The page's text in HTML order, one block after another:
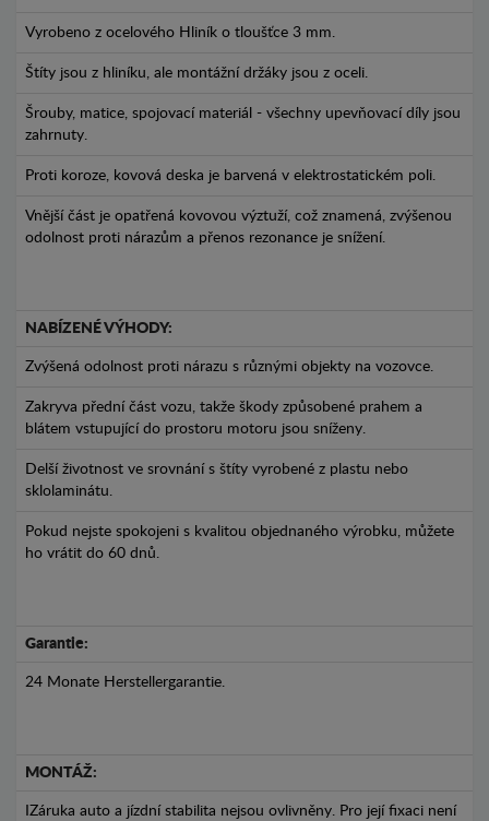
Vyrobeno z ocelového Hliník o tloušťce 3 mm.
Štíty jsou z hliníku, ale montážní držáky jsou z oceli.
Šrouby, matice, spojovací materiál - všechny upevňovací díly jsou
zahrnuty.
Proti koroze, kovová deska je barvená v elektrostatickém poli.
Vnější část je opatřená kovovou výztuží, což znamená, zvýšenou
odolnost proti nárazům a přenos rezonance je snížení.
NABÍZENÉ VÝHODY:
Zvýšená odolnost proti nárazu s různými objekty na vozovce.
Zakryva přední část vozu, takže škody způsobené prahem a
blátem vstupující do prostoru motoru jsou sníženy.
Delší životnost ve srovnání s štíty vyrobené z plastu nebo
sklolaminátu.
Pokud nejste spokojeni s kvalitou objednaného výrobku, můžete
ho vrátit do 60 dnů.
Garantie:
24 Monate Herstellergarantie.
MONTÁŽ:
IZáruka auto a jízdní stabilita nejsou ovlivněny. Pro její fixaci není